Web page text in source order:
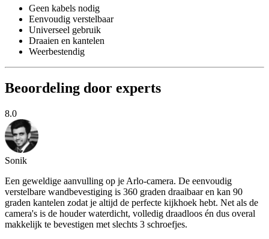
Geen kabels nodig
Eenvoudig verstelbaar
Universeel gebruik
Draaien en kantelen
Weerbestendig
Beoordeling door experts
8.0
Sonik
Een geweldige aanvulling op je Arlo-camera. De eenvoudig
verstelbare wandbevestiging is 360 graden draaibaar en kan 90
graden kantelen zodat je altijd de perfecte kijkhoek hebt. Net als de
camera's is de houder waterdicht, volledig draadloos én dus overal
makkelijk te bevestigen met slechts 3 schroefjes.